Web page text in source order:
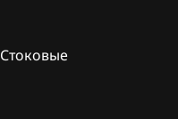
Стоковые